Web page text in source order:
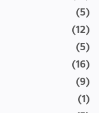
(5)
(12)
(5)
(16)
(9)
(1)